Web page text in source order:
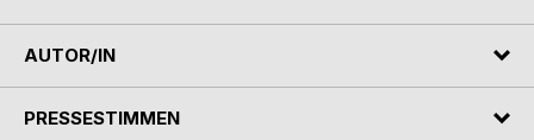
AUTOR/IN
PRESSESTIMMEN